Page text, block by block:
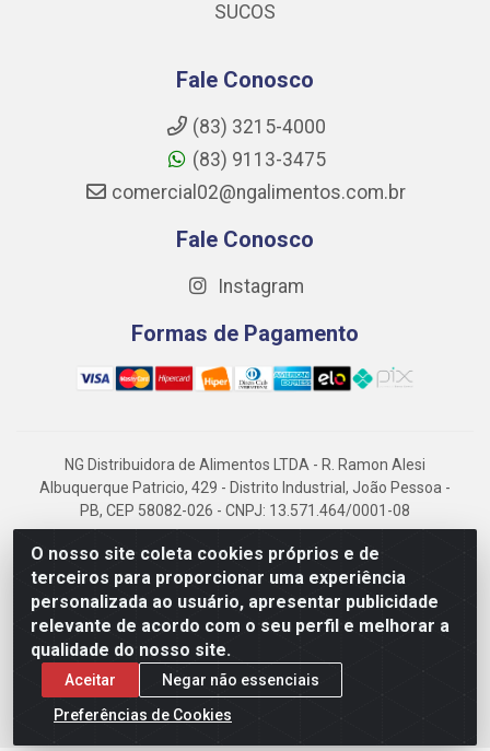
O nosso site coleta cookies próprios e de
terceiros para proporcionar uma experiência
personalizada ao usuário, apresentar publicidade
relevante de acordo com o seu perfil e melhorar a
qualidade do nosso site.
Aceitar
Negar não essenciais
Preferências de Cookies
SUCOS
Fale Conosco
(83) 3215-4000
(83) 9113-3475
comercial02@ngalimentos.com.br
Fale Conosco
Instagram
Formas de Pagamento
NG Distribuidora de Alimentos LTDA - R. Ramon Alesi
Albuquerque Patricio, 429 - Distrito Industrial, João Pessoa -
PB, CEP 58082-026 - CNPJ: 13.571.464/0001-08
NG Alimentos, há mais de 14 anos no mercado paraibano, é
referência em frigorificados, destacando-se pela logística
eficiente e excelência.